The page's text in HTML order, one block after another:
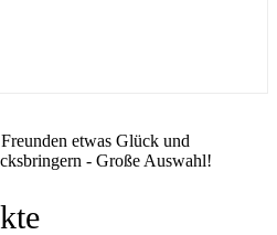
etwas Glück und
- Große Auswahl!